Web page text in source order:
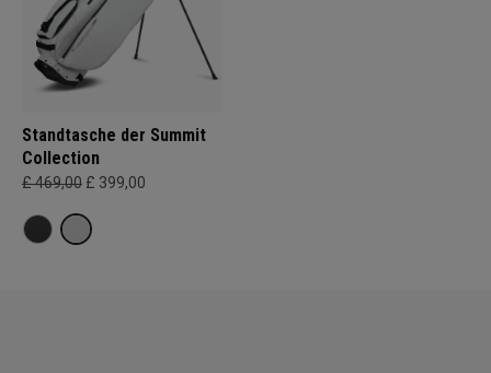
Standtasche der Summit
Collection
£ 469,00 £ 399,00